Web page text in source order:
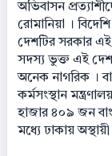
অভিবাসন
রোমানিয়া ।
দেশটির সরকার
সদস্য ভুক্ত এই
অনেক নাগরিক ।
কর্মসংস্থান
হাজার ৪০৯ জন
মধ্যে ঢাকায়